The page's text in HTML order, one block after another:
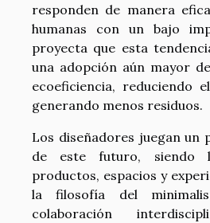
responden de manera
humanas con un bajo
proyecta que esta
una adopción aún mayor
ecoeficiencia, reduciendo
generando menos residuos.
Los diseñadores juegan un
de este futuro, siendo
productos, espacios y
la filosofía del
colaboración